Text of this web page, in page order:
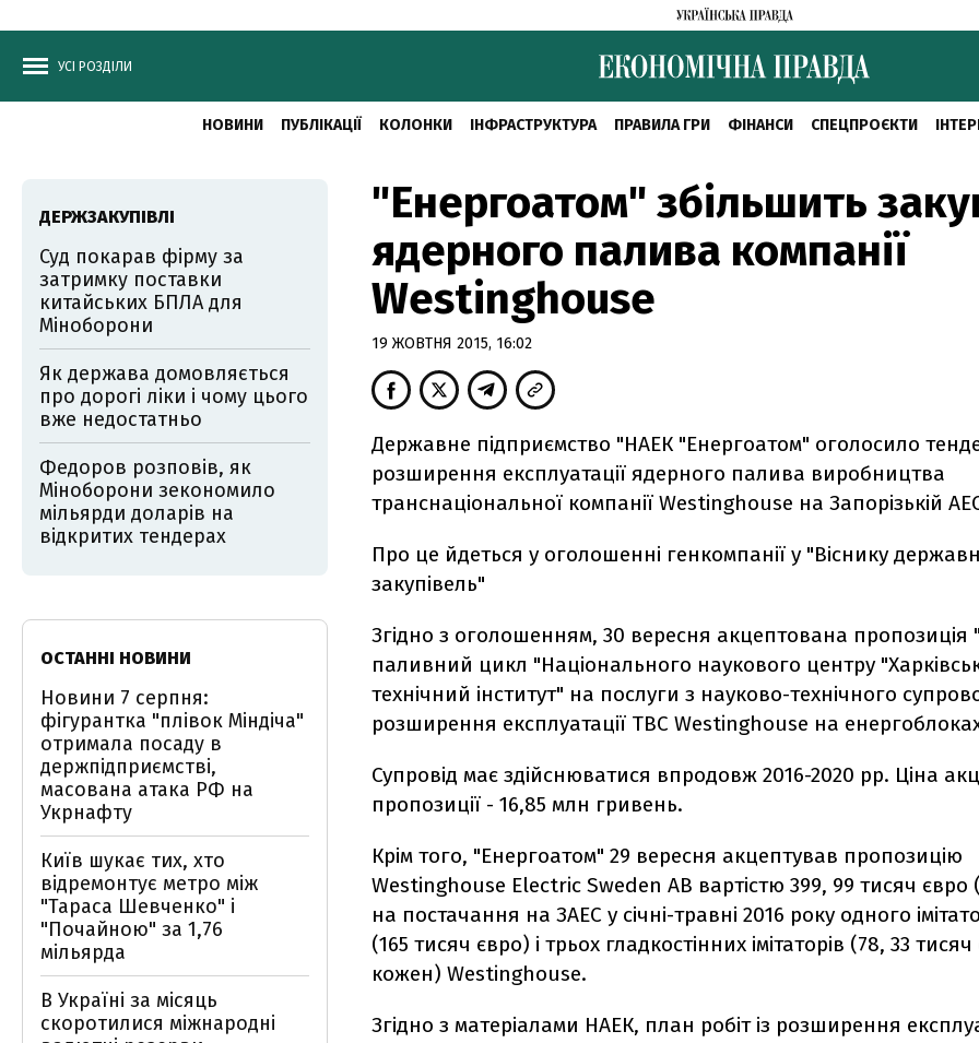
УСІ РОЗДІЛИ
НОВИНИ ПУБЛІКАЦІЇ КОЛОНКИ ІНФРАСТРУКТУРА ПРАВИЛА ГРИ ФІНАНСИ СПЕЦПРОЄКТИ
"Енергоатом" збільшить
ядерного палива компанії
Westinghouse
19 ЖОВТНЯ 2015, 16:02
Державне підприємство "НАЕК "Енергоатом" оголосило
розширення експлуатації ядерного палива виробництва
транснаціональної компанії Westinghouse на Запорізькій
Про це йдеться у оголошенні генкомпанії у "Віснику
закупівель"
Згідно з оголошенням, 30 вересня акцептована пропозиція
паливний цикл "Національного наукового центру
технічний інститут" на послуги з науково-технічного
розширення експлуатації ТВС Westinghouse на
Супровід має здійснюватися впродовж 2016-2020 рр. Ціна
пропозиції - 16,85 млн гривень.
Крім того, "Енергоатом" 29 вересня акцептував пропозицію
Westinghouse Electric Sweden AB вартістю 399, 99 тисяч
на постачання на ЗАЕС у січні-травні 2016 року одного
(165 тисяч євро) і трьох гладкостінних імітаторів (78, 33
кожен) Westinghouse.
Згідно з матеріалами НАЕК, план робіт із розширення
ДЕРЖЗАКУПІВЛІ
Суд покарав фірму за
затримку поставки
китайських БПЛА для
Міноборони
Як держава домовляється
про дорогі ліки і чому цього
вже недостатньо
Федоров розповів, як
Міноборони зекономило
мільярди доларів на
відкритих тендерах
ОСТАННІ НОВИНИ
Новини 7 серпня:
фігурантка "плівок Міндіча"
отримала посаду в
держпідприємстві,
масована атака РФ на
Укрнафту
Київ шукає тих, хто
відремонтує метро між
"Тараса Шевченко" і
"Почайною" за 1,76
мільярда
В Україні за місяць
скоротилися міжнародні